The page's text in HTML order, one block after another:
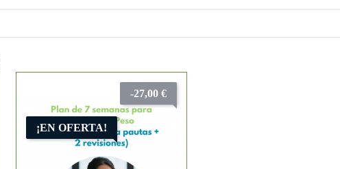
¡EN OFERTA!
-27,00 €